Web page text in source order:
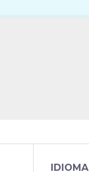
IDIOMA